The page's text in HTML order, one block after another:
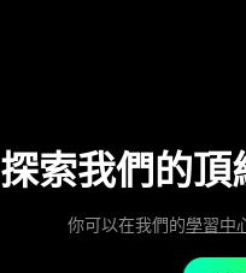
探索我們的頂
你可以在我們的學習中